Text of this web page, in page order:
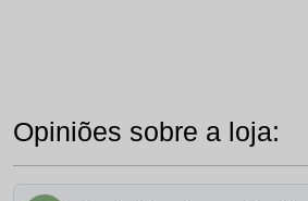
Opiniões sobre a loja: